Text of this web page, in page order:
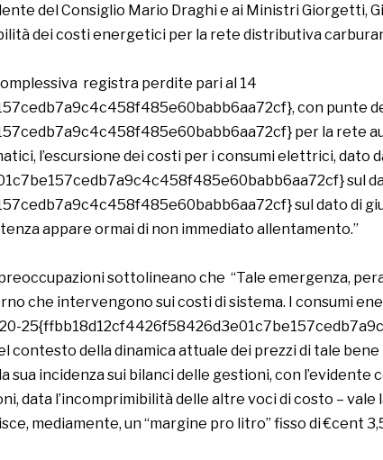
del Consiglio Mario Draghi e ai Ministri Giorgetti,
dei costi energetici per la rete distributiva
registra perdite pari al 14
con punte
per la rete
l’escursione dei costi per i consumi elettrici, dato
sul
sul dato di
appare ormai di non immediato allentamento.”
sottolineano che “Tale emergenza,
che intervengono sui costi di sistema. I consumi
contesto della dinamica attuale dei prezzi di tale
sua incidenza sui bilanci delle gestioni, con
data l’incomprimibilità delle altre voci di costo –
mediamente, un “margine pro litro” fisso di €cent